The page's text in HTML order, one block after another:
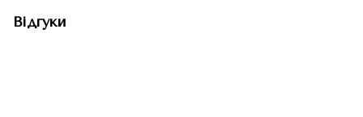
Відгуки